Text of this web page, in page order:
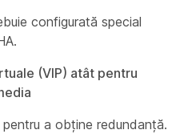
configurată special
(VIP) atât pentru
a obține redundanță.